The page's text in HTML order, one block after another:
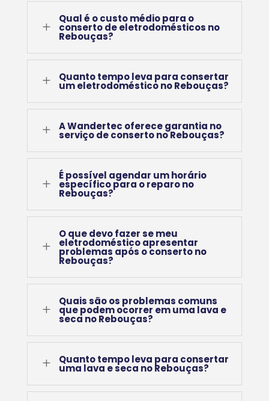
L
Qual é o custo médio para o
conserto de eletrodomésticos no
Rebouças?
L Quanto tempo leva para consertar
um eletrodoméstico no Rebouças?
L A Wandertec oferece garantia no
serviço de conserto no Rebouças?
L
É possível agendar um horário
específico para o reparo no
Rebouças?
L
O que devo fazer se meu
eletrodoméstico apresentar
problemas após o conserto no
Rebouças?
L
Quais são os problemas comuns
que podem ocorrer em uma lava e
seca no Rebouças?
L Quanto tempo leva para consertar
uma lava e seca no Rebouças?